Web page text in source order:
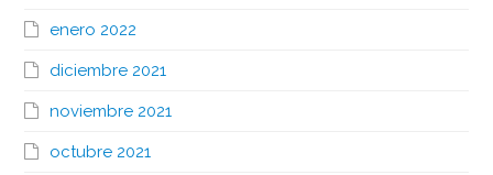
enero 2022
diciembre 2021
noviembre 2021
octubre 2021